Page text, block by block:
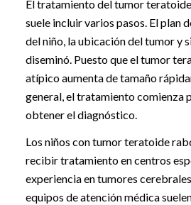
El tratamiento del tumor
suele incluir varios pasos. El plan
del niño, la ubicación del tumor y
diseminó. Puesto que el tumor
atípico aumenta de tamaño
general, el tratamiento comienza
obtener el diagnóstico.
Los niños con tumor teratoide
recibir tratamiento en centros
experiencia en tumores
equipos de atención médica